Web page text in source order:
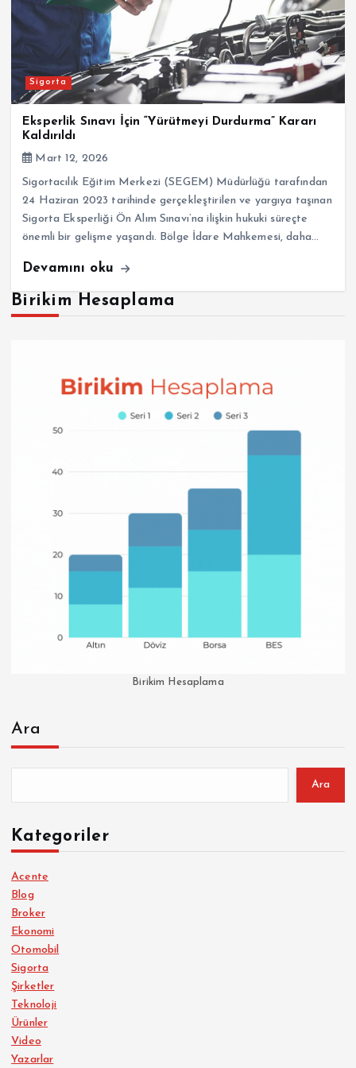
Sigorta
Eksperlik Sınavı İçin “Yürütmeyi Durdurma” Kararı
Kaldırıldı
Mart 12, 2026
Sigortacılık Eğitim Merkezi (SEGEM) Müdürlüğü tarafından
24 Haziran 2023 tarihinde gerçekleştirilen ve yargıya taşınan
Sigorta Eksperliği Ön Alım Sınavı’na ilişkin hukuki süreçte
önemli bir gelişme yaşandı. Bölge İdare Mahkemesi, daha…
Devamını oku
Birikim Hesaplama
Birikim Hesaplama
Ara
Ara
Kategoriler
Acente
Blog
Broker
Ekonomi
Otomobil
Sigorta
Şirketler
Teknoloji
Ürünler
Video
Yazarlar